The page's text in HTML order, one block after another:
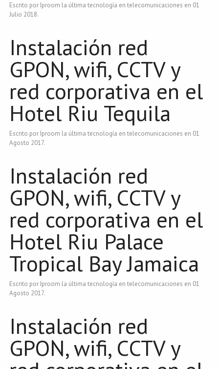
Escrito por Iproom la última tecnología en telecomunicaciones en 01
Julio 2018.
Instalación red
GPON, wifi, CCTV y
red corporativa en el
Hotel Riu Tequila
Escrito por Iproom la última tecnología en telecomunicaciones en 01
Agosto 2017.
Instalación red
GPON, wifi, CCTV y
red corporativa en el
Hotel Riu Palace
Tropical Bay Jamaica
Escrito por Iproom la última tecnología en telecomunicaciones en 01
Agosto 2017.
Instalación red
GPON, wifi, CCTV y